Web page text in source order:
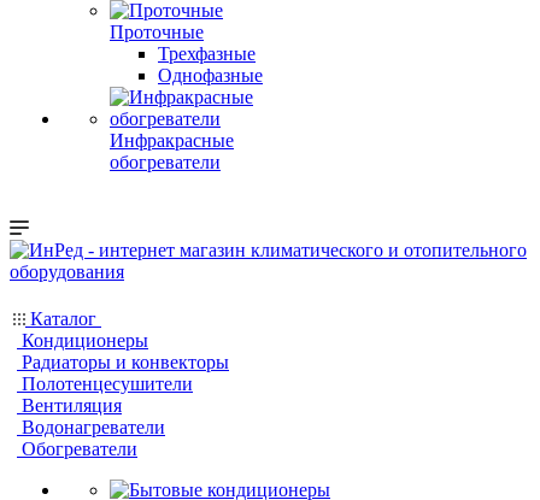
Проточные
Трехфазные
Однофазные
Инфракрасные
обогреватели
Каталог
Кондиционеры
Радиаторы и конвекторы
Полотенцесушители
Вентиляция
Водонагреватели
Обогреватели